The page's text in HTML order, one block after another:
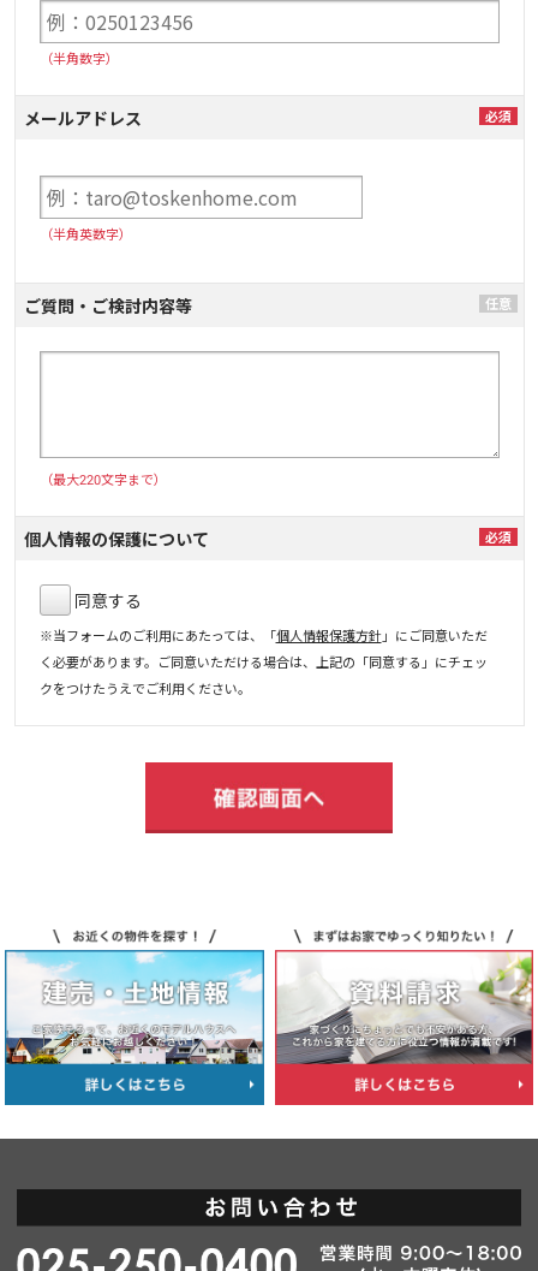
（半角数字）
メールアドレス
（半角英数字）
ご質問・ご検討内容等
（最大220文字まで）
個人情報の保護について
同意する
※当フォームのご利用にあたっては、「個人情報保護方針」にご同意いただ
く必要があります。ご同意いただける場合は、上記の「同意する」にチェッ
クをつけたうえでご利用ください。